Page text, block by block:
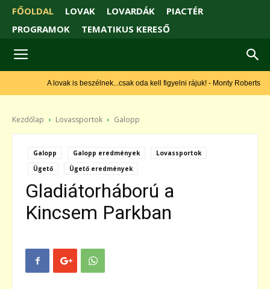
FŐOLDAL LOVAK LOVARDÁK
PIACTÉR
PROGRAMOK
TEMATIKUS KERESŐ
A lovak is beszélnek...csak oda kell figyelni rájuk! - Monty Roberts
Kezdőlap Lovassportok Galopp
Galopp Galopp eredmények
Lovassportok
Ügető
Ügető eredmények
Gladiátorháború a
Kincsem Parkban